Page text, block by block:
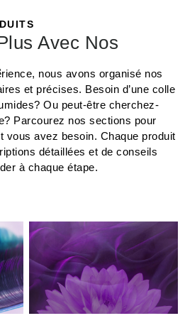
Avec Nos
nous avons organisé nos
et précises. Besoin d’une colle
Ou peut-être cherchez-
Parcourez nos sections pour
vous avez besoin. Chaque produit
détaillées et de conseils
à chaque étape.